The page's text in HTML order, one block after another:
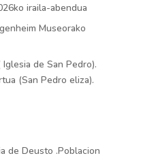
iraila-abendua
Museorako
de San Pedro).
(San Pedro eliza).
de Deusto .Poblacion